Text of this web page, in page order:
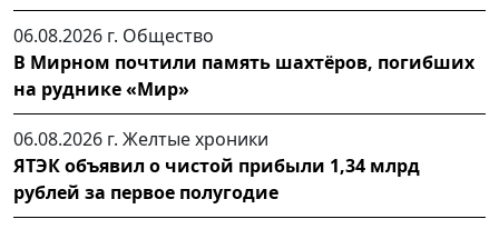
06.08.2026 г. Общество
В Мирном почтили память шахтёров, погибших
на руднике «Мир»
06.08.2026 г. Желтые хроники
ЯТЭК объявил о чистой прибыли 1,34 млрд
рублей за первое полугодие